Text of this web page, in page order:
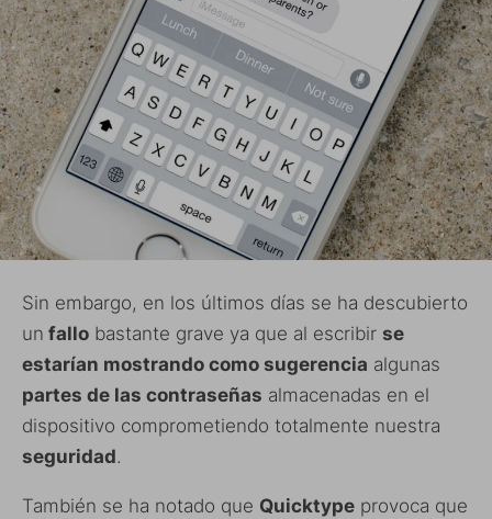
Sin embargo, en los últimos días se ha descubierto
un fallo bastante grave ya que al escribir se
estarían mostrando como sugerencia algunas
partes de las contraseñas almacenadas en el
dispositivo comprometiendo totalmente nuestra
seguridad.
También se ha notado que Quicktype provoca que